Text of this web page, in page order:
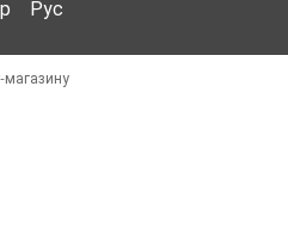
Рус
магазину